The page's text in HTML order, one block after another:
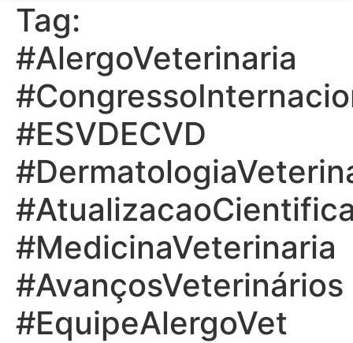
Tag:
#AlergoVeterinaria
#ESVDECVD
#MedicinaVeterinaria
#AvançosVeterinários
#EquipeAlergoVet